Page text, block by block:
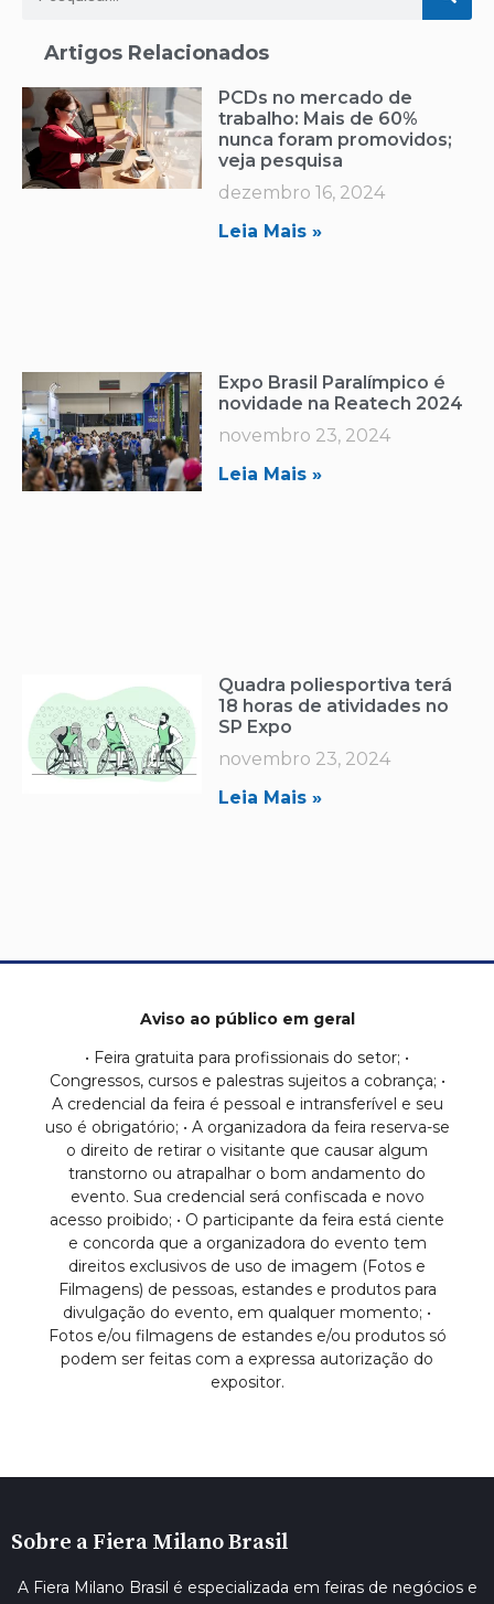
Artigos Relacionados
PCDs no mercado de
trabalho: Mais de 60%
nunca foram promovidos;
veja pesquisa
dezembro 16, 2024
Leia Mais »
Expo Brasil Paralímpico é
novidade na Reatech 2024
novembro 23, 2024
Leia Mais »
Quadra poliesportiva terá
18 horas de atividades no
SP Expo
novembro 23, 2024
Leia Mais »
Aviso ao público em geral
• Feira gratuita para profissionais do setor; •
Congressos, cursos e palestras sujeitos a cobrança; •
A credencial da feira é pessoal e intransferível e seu
uso é obrigatório; • A organizadora da feira reserva-se
o direito de retirar o visitante que causar algum
transtorno ou atrapalhar o bom andamento do
evento. Sua credencial será confiscada e novo
acesso proibido; • O participante da feira está ciente
e concorda que a organizadora do evento tem
direitos exclusivos de uso de imagem (Fotos e
Filmagens) de pessoas, estandes e produtos para
divulgação do evento, em qualquer momento; •
Fotos e/ou filmagens de estandes e/ou produtos só
podem ser feitas com a expressa autorização do
expositor.
Sobre a Fiera Milano Brasil
A Fiera Milano Brasil é especializada em feiras de negócios e